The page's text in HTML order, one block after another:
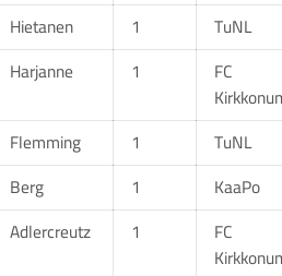
Hietanen 1
TuNL
Harjanne 1
FC
Flemming 1
TuNL
Berg 1
KaaPo
Adlercreutz 1
FC